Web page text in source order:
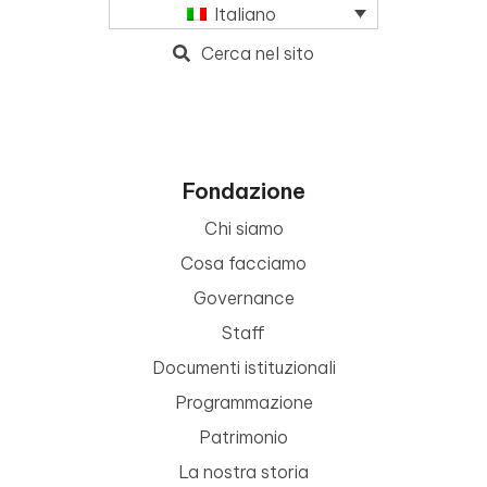
Italiano
Cerca nel sito
Fondazione
Chi siamo
Cosa facciamo
Governance
Staff
Documenti istituzionali
Programmazione
Patrimonio
La nostra storia